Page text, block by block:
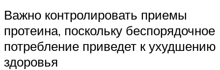
Важно контролировать приемы
протеина, поскольку беспорядочное
потребление приведет к ухудшению
здоровья